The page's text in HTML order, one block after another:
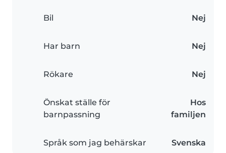
Bil Nej
Har barn Nej
Rökare Nej
Önskat ställe för
barnpassning
Hos
familjen
Språk som jag behärskar Svenska